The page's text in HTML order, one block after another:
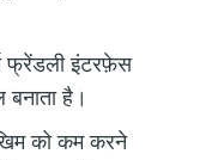
फ्रेंडली इंटरफ़ेस
है।
को कम करने